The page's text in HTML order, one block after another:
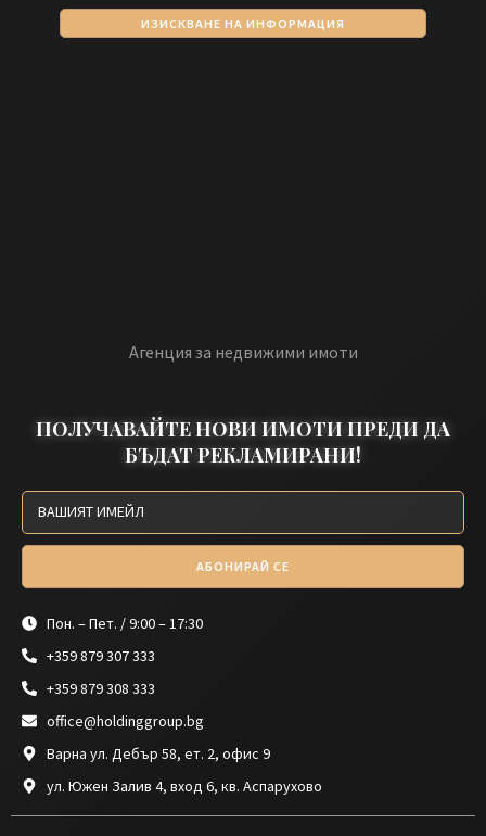
ИЗИСКВАНЕ НА ИНФОРМАЦИЯ
Агенция за недвижими имоти
ПОЛУЧАВАЙТЕ НОВИ ИМОТИ ПРЕДИ ДА
БЪДАТ РЕКЛАМИРАНИ!
АБОНИРАЙ СЕ
Пон. – Пет. / 9:00 – 17:30
+359 879 307 333
+359 879 308 333
office@holdinggroup.bg
Варна ул. Дебър 58, ет. 2, офис 9
ул. Южен Залив 4, вход 6, кв. Аспарухово